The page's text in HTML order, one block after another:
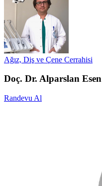
Ağız, Diş ve Çene Cerrahisi
Doç. Dr. Alparslan Esen
Randevu Al